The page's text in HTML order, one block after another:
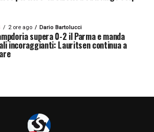
da due milioni di euro.
NOSTRE TOP NEWS
2 ore ago Dario Bartolucci
supera 0-2 il Parma e manda
incoraggianti: Lauritsen continua a